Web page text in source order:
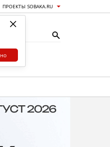
ПРОЕКТЫ SOBAKA.RU
×